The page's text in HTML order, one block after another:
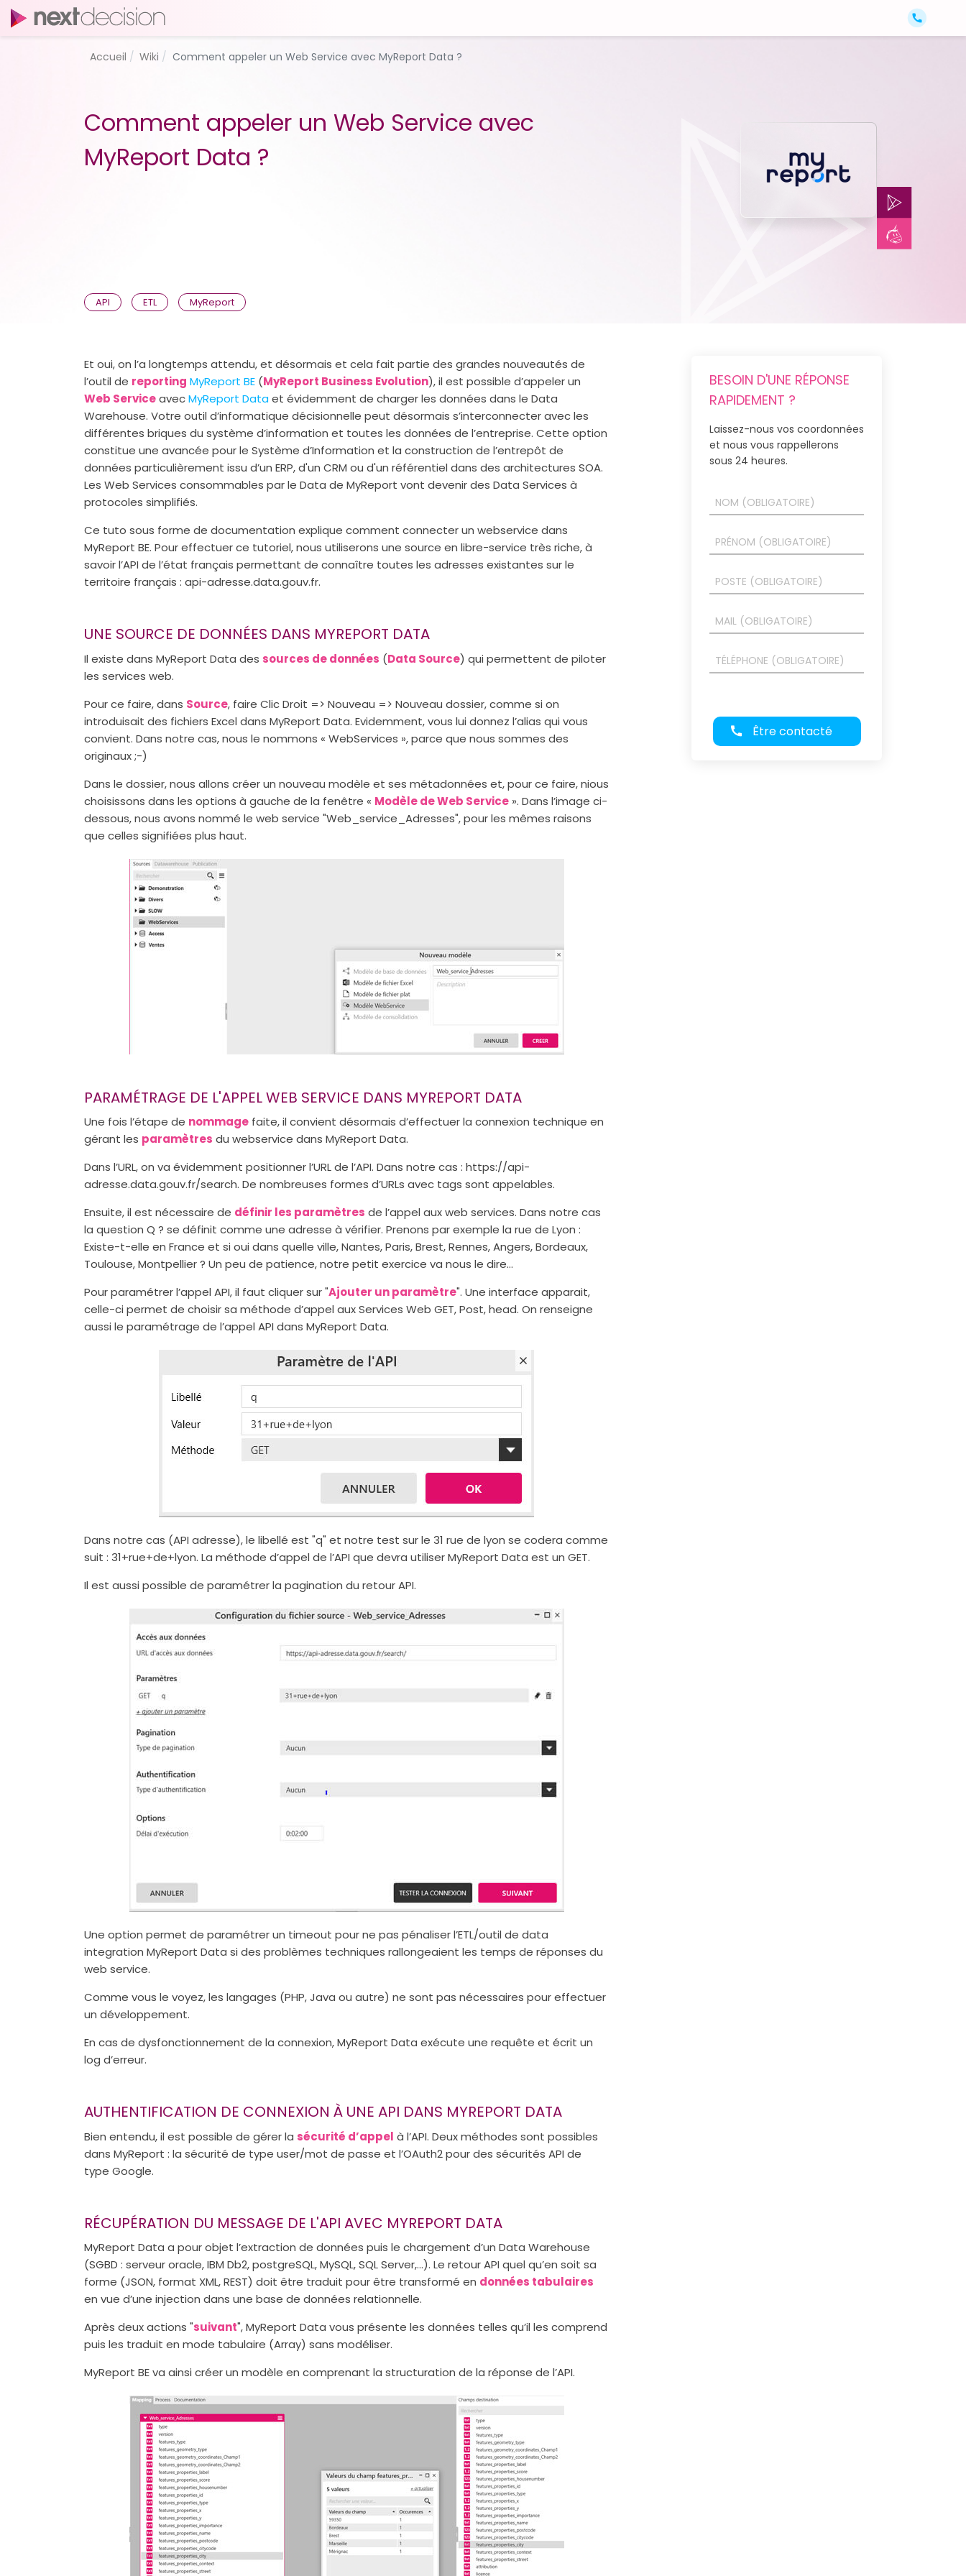
Accueil Wiki Comment appeler un Web Service avec MyReport Data ?
Comment appeler un Web Service avec
MyReport Data ?
API ETL MyReport
Et oui, on l’a longtemps attendu, et désormais et cela fait partie des grandes nouveautés de
l’outil de reporting MyReport BE (MyReport Business Evolution), il est possible d’appeler un
Web ServiceavecMyReport Dataet évidemment de charger les données dans le Data
Warehouse. Votre outil d’informatique décisionnelle peut désormais s’interconnecter avec les
différentes briques du système d’information et toutes les données de l’entreprise. Cette option
constitue une avancée pour le Système d’Information et la construction de l’entrepôt de
données particulièrement issu d’un ERP, d'un CRM ou d'un référentiel dans des architectures SOA.
Les Web Services consommables par le Data de MyReport vont devenir des Data Services à
protocoles simplifiés.
Ce tuto sous forme de documentation explique comment connecter un webservice dans
MyReport BE. Pour effectuer ce tutoriel, nous utiliserons une source en libre-service très riche, à
savoir l’API de l’état français permettant de connaître toutes les adresses existantes sur le
territoire français : api-adresse.data.gouv.fr.
UNE SOURCE DE DONNÉES DANS MYREPORT DATA
Il existe dans MyReport Data des sources de données (Data Source) qui permettent de piloter
les services web.
Pour ce faire, dans Source, faire Clic Droit => Nouveau => Nouveau dossier, comme si on
introduisait des fichiers Excel dans MyReport Data. Evidemment, vous lui donnez l’alias qui vous
convient. Dans notre cas, nous le nommons « WebServices », parce que nous sommes des
originaux ;-)
Dans le dossier, nous allons créer un nouveau modèle et ses métadonnées et, pour ce faire, nious
choisissons dans les options à gauche de la fenêtre « Modèle de Web Service ». Dans l’image ci-
dessous, nous avons nommé le web service "Web_service_Adresses", pour les mêmes raisons
que celles signifiées plus haut.
PARAMÉTRAGE DE L'APPEL WEB SERVICE DANS MYREPORT DATA
Une fois l’étape de nommage faite, il convient désormais d’effectuer la connexion technique en
gérant les paramètres du webservice dans MyReport Data.
Dans l’URL, on va évidemment positionner l’URL de l’API. Dans notre cas : https://api-
adresse.data.gouv.fr/search. De nombreuses formes d’URLs avec tags sont appelables.
Ensuite, il est nécessaire de définir les paramètres de l’appel aux web services. Dans notre cas
la question Q ? se définit comme une adresse à vérifier. Prenons par exemple la rue de Lyon :
Existe-t-elle en France et si oui dans quelle ville, Nantes, Paris, Brest, Rennes, Angers, Bordeaux,
Toulouse, Montpellier ? Un peu de patience, notre petit exercice va nous le dire…
Pour paramétrer l’appel API, il faut cliquer sur "Ajouter un paramètre". Une interface apparait,
celle-ci permet de choisir sa méthode d’appel aux Services Web GET, Post, head. On renseigne
aussi le paramétrage de l’appel API dans MyReport Data.
Dans notre cas (API adresse), le libellé est "q" et notre test sur le 31 rue de lyon se codera comme
suit : 31+rue+de+lyon. La méthode d’appel de l’API que devra utiliser MyReport Data est un GET.
Il est aussi possible de paramétrer la pagination du retour API.
Une option permet de paramétrer un timeout pour ne pas pénaliser l’ETL/outil de data
integration MyReport Data si des problèmes techniques rallongeaient les temps de réponses du
web service.
Comme vous le voyez, les langages (PHP, Java ou autre) ne sont pas nécessaires pour effectuer
un développement.
En cas de dysfonctionnement de la connexion, MyReport Data exécute une requête et écrit un
log d’erreur.
AUTHENTIFICATION DE CONNEXION À UNE API DANS MYREPORT DATA
Bien entendu, il est possible de gérer la sécurité d’appel à l’API. Deux méthodes sont possibles
dans MyReport : la sécurité de type user/mot de passe et l’OAuth2 pour des sécurités API de
type Google.
RÉCUPÉRATION DU MESSAGE DE L'API AVEC MYREPORT DATA
MyReport Data a pour objet l’extraction de données puis le chargement d’un Data Warehouse
(SGBD : serveur oracle, IBM Db2, postgreSQL, MySQL, SQL Server,…). Le retour API quel qu’en soit sa
forme (JSON, format XML, REST) doit être traduit pour être transformé en données tabulaires
en vue d’une injection dans une base de données relationnelle.
Après deux actions "suivant", MyReport Data vous présente les données telles qu’il les comprend
puis les traduit en mode tabulaire (Array) sans modéliser.
MyReport BE va ainsi créer un modèle en comprenant la structuration de la réponse de l’API.
BESOIN D'UNE RÉPONSE
RAPIDEMENT ?
Laissez-nous vos coordonnées
et nous vous rappellerons
sous 24 heures.
Être contacté